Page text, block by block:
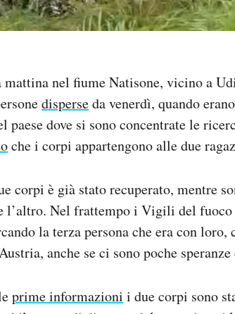
mattina nel fiume Natisone, vicino a
disperseda venerdì, quando
paese dove si sono concentrate le
che i corpi appartengono alle due
corpi è già stato recuperato, mentre
l’altro. Nel frattempo i Vigili del
la terza persona che era con
anche se ci sono poche
prime informazioni i due corpi sono